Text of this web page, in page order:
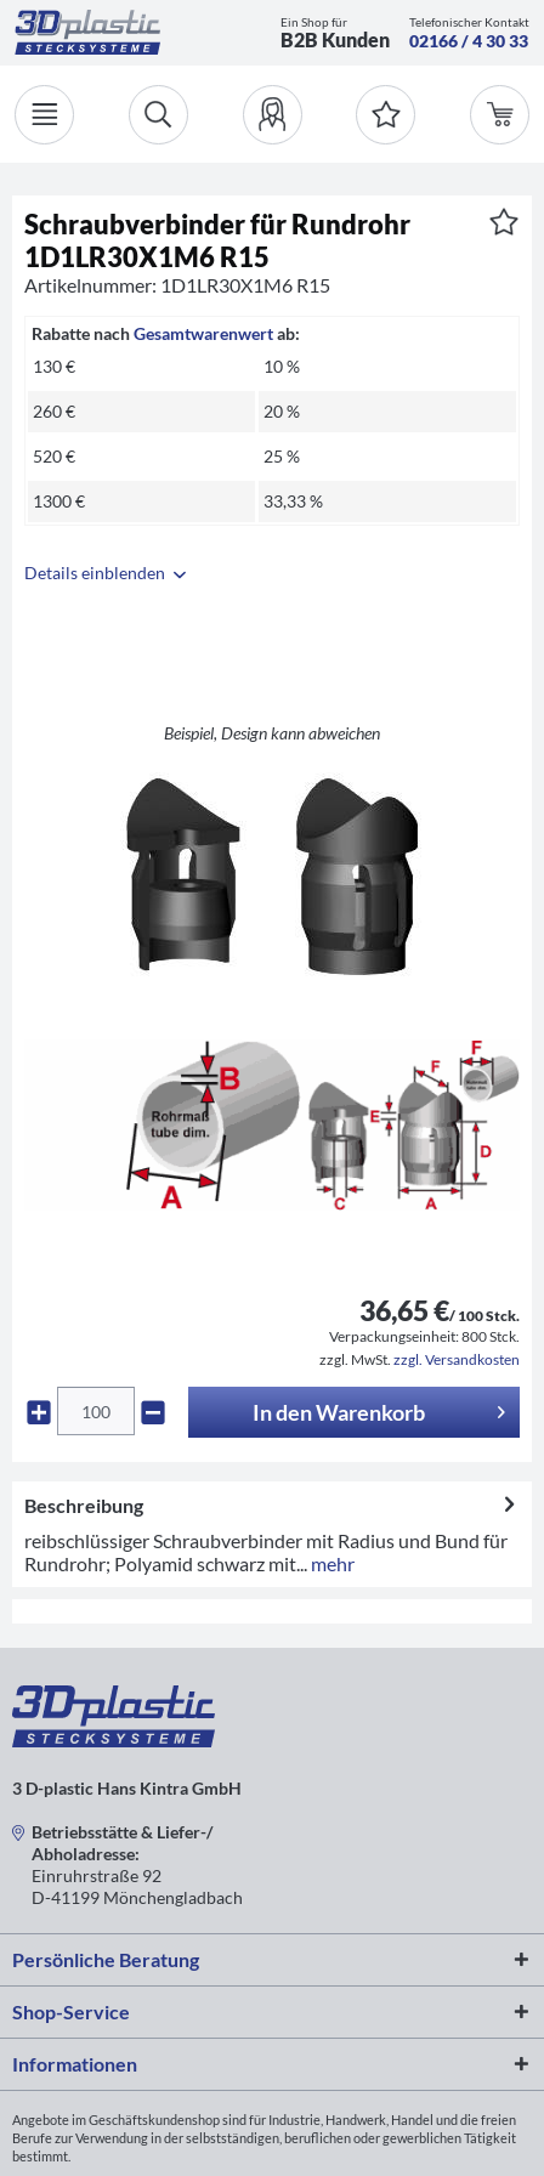
Ein Shop für
B2B Kunden
Telefonischer Kontakt
02166 / 4 30 33
Details einblenden
Beispiel, Design kann abweichen
Schraubverbinder für Rundrohr
1D1LR30X1M6 R15
Artikelnummer: 1D1LR30X1M6 R15
Rabatte nachGesamtwarenwertab:
130 €
10 %
260 € 20 %
520 € 25 %
1300 € 33,33 %
36,65 €/ 100 Stck.
Verpackungseinheit:800 Stck.
zzgl. MwSt. zzgl. Versandkosten
In denWarenkorb
Beschreibung
reibschlüssiger Schraubverbinder mit Radius und Bund für
Rundrohr; Polyamid schwarz mit...
mehr
3 D-plastic Hans Kintra GmbH
Betriebsstätte & Liefer-/
Abholadresse:
Einruhrstraße 92
D-41199 Mönchengladbach
Persönliche Beratung
Shop-Service
Informationen
Angebote im Geschäftskundenshop sind für Industrie, Handwerk, Handel und die freien
Berufe zur Verwendung in der selbstständigen, beruflichen oder gewerblichen Tätigkeit
bestimmt.